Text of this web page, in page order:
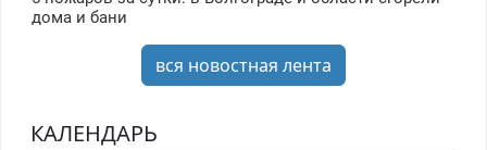
дома и бани
вся новостная лента
КАЛЕНДАРЬ